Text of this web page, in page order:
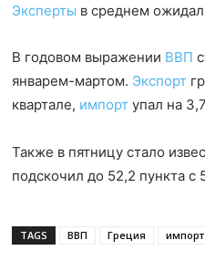
Эксперты в среднем
В годовом выражении ВВП
январем-мартом. Экспорт
квартале, импорт упал на
Также в пятницу стало
подскочил до 52,2 пункта с
TAGS ВВП Греция импорт